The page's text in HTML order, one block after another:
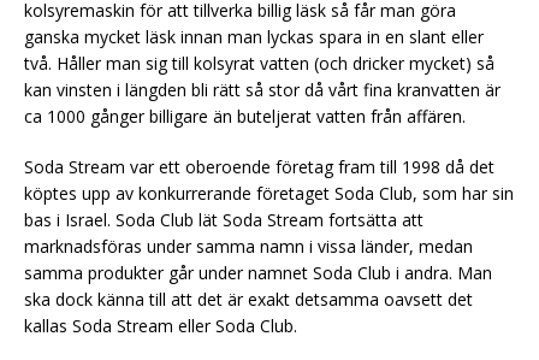
kolsyremaskin för att tillverka billig läsk så får man göra
ganska mycket läsk innan man lyckas spara in en slant eller
två. Håller man sig till kolsyrat vatten (och dricker mycket) så
kan vinsten i längden bli rätt så stor då vårt fina kranvatten är
ca 1000 gånger billigare än buteljerat vatten från affären.
Soda Stream var ett oberoende företag fram till 1998 då det
köptes upp av konkurrerande företaget Soda Club, som har sin
bas i Israel. Soda Club lät Soda Stream fortsätta att
marknadsföras under samma namn i vissa länder, medan
samma produkter går under namnet Soda Club i andra. Man
ska dock känna till att det är exakt detsamma oavsett det
kallas Soda Stream eller Soda Club.